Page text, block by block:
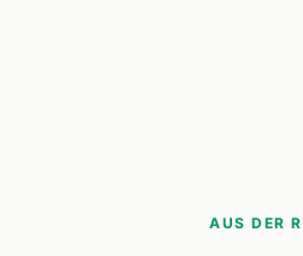
AUS DER